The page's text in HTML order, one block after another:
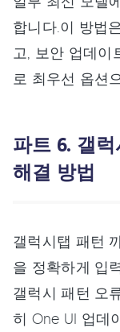
합니다.이 방법
고, 보안 업데이
로 최우선 옵션
파트 6. 갤
해결 방법
갤럭시탭 패턴
을 정확하게 입
갤럭시 패턴 오
히 One UI 업데